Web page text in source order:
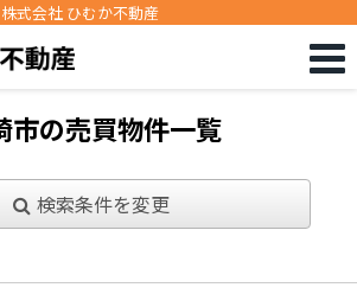
式会社 ひむか不動産
市の売買物件一覧
検索条件を変更